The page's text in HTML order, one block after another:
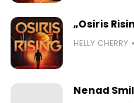
„Osiris
HELLY CHERRY
Nenad